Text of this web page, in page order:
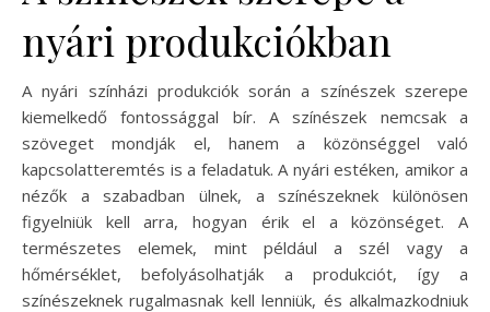
nyári produkciókban
A nyári színházi produkciók során a színészek szerepe
kiemelkedő fontossággal bír. A színészek nemcsak a
szöveget mondják el, hanem a közönséggel való
kapcsolatteremtés is a feladatuk. A nyári estéken, amikor a
nézők a szabadban ülnek, a színészeknek különösen
figyelniük kell arra, hogyan érik el a közönséget. A
természetes elemek, mint például a szél vagy a
hőmérséklet, befolyásolhatják a produkciót, így a
színészeknek rugalmasnak kell lenniük, és alkalmazkodniuk